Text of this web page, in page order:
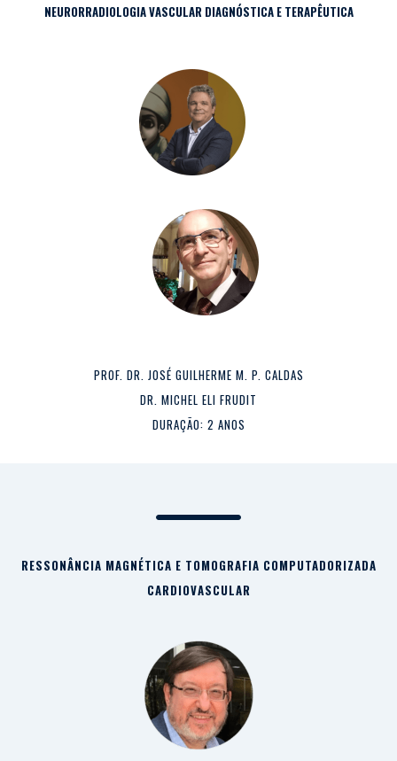
NEURORRADIOLOGIA VASCULAR DIAGNÓSTICA E TERAPÊUTICA
PROF. DR. JOSÉ GUILHERME M. P. CALDAS
DR. MICHEL ELI FRUDIT
DURAÇÃO: 2 ANOS
RESSONÂNCIA MAGNÉTICA E TOMOGRAFIA COMPUTADORIZADA
CARDIOVASCULAR